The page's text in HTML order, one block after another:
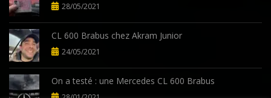
28/05/2021
CL 600 Brabus chez Akram Junior
24/05/2021
On a testé : une Mercedes CL 600 Brabus